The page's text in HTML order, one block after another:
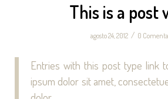
This is a post
agosto 24, 2012 / 0
Entries with this post type link
ipsum dolor sit amet,